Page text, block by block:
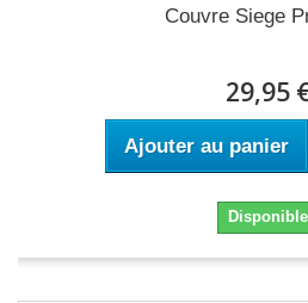
Couvre Siege
29,95
Ajouter au panier
Disponible